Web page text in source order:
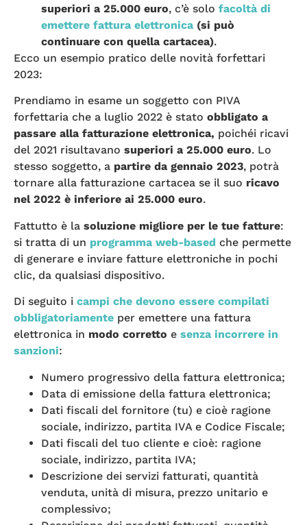
superiori a 25.000 euro, c’è solo facoltà di
emettere fattura elettronica (si può
continuare con quella cartacea).
Ecco un esempio pratico delle novità forfettari
2023:
Prendiamo in esame un soggetto con PIVA
forfettaria che a luglio 2022 è stato obbligato a
passare alla fatturazione elettronica, poichéi ricavi
del 2021 risultavano superiori a 25.000 euro. Lo
stesso soggetto, a partire da gennaio 2023, potrà
tornare alla fatturazione cartacea se il suo ricavo
nel 2022 è inferiore ai 25.000 euro.
Fattutto è la soluzione migliore per le tue fatture:
si tratta di un programma web-based che permette
di generare e inviare fatture elettroniche in pochi
clic, da qualsiasi dispositivo.
Di seguito i campi che devono essere compilati
obbligatoriamente per emettere una fattura
elettronica in modo corretto e senza incorrere in
sanzioni:
Numero progressivo della fattura elettronica;
Data di emissione della fattura elettronica;
Dati fiscali del fornitore (tu) e cioè ragione
sociale, indirizzo, partita IVA e Codice Fiscale;
Dati fiscali del tuo cliente e cioè: ragione
sociale, indirizzo, partita IVA;
Descrizione dei servizi fatturati, quantità
venduta, unità di misura, prezzo unitario e
complessivo;